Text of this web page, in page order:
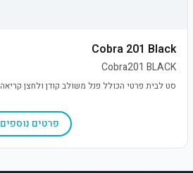
Cobra 201 Black
Cobra201 BLACK
סט לבית פרטי הכולל פנל משולב קודן ולחצן קריאה
פרטים נוספים